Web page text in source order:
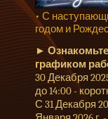
• С
годом и
►
графиком
30 Декабря
до 14:00 -
С 31 Декабря